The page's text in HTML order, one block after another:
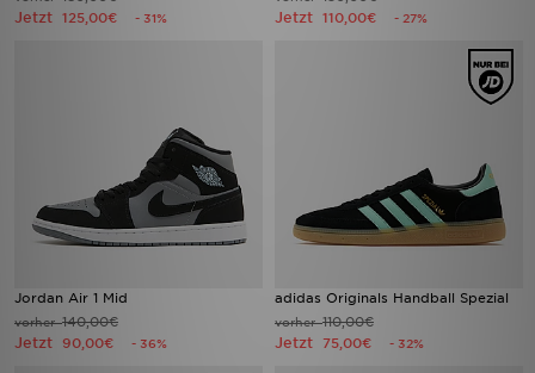
Jetzt 125,00€ - 31% Jetzt 110,00€ - 27%
Jordan Air 1 Mid
vorher140,00€
Jetzt 90,00€ - 36%
adidas Originals Handball Spezial
vorher110,00€
Jetzt 75,00€ - 32%